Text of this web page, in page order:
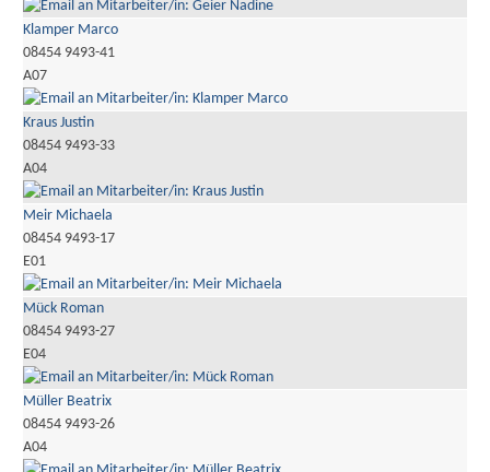
Klamper Marco
08454 9493-41
A07
Kraus Justin
08454 9493-33
A04
Meir Michaela
08454 9493-17
E01
Mück Roman
08454 9493-27
E04
Müller Beatrix
08454 9493-26
A04